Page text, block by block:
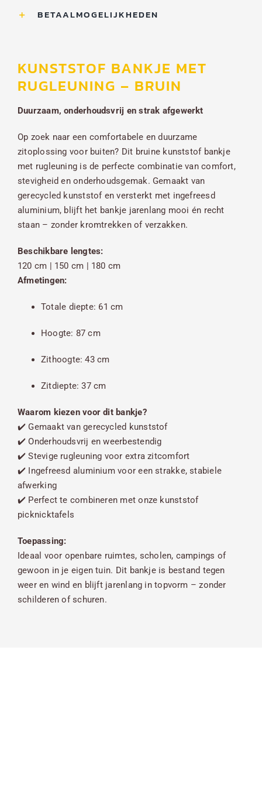
BETAALMOGELIJKHEDEN
KUNSTSTOF BANKJE MET
RUGLEUNING – BRUIN
Duurzaam, onderhoudsvrij en strak afgewerkt
Op zoek naar een comfortabele en duurzame
zitoplossing voor buiten? Dit bruine kunststof bankje
met rugleuning is de perfecte combinatie van comfort,
stevigheid en onderhoudsgemak. Gemaakt van
gerecycled kunststof en versterkt met ingefreesd
aluminium, blijft het bankje jarenlang mooi én recht
staan – zonder kromtrekken of verzakken.
Beschikbare lengtes:
120 cm | 150 cm | 180 cm
Afmetingen:
Totale diepte: 61 cm
Hoogte: 87 cm
Zithoogte: 43 cm
Zitdiepte: 37 cm
Waarom kiezen voor dit bankje?
✔️ Gemaakt van gerecycled kunststof
✔️ Onderhoudsvrij en weerbestendig
✔️ Stevige rugleuning voor extra zitcomfort
✔️ Ingefreesd aluminium voor een strakke, stabiele
afwerking
✔️ Perfect te combineren met onze kunststof
picknicktafels
Toepassing:
Ideaal voor openbare ruimtes, scholen, campings of
gewoon in je eigen tuin. Dit bankje is bestand tegen
weer en wind en blijft jarenlang in topvorm – zonder
schilderen of schuren.